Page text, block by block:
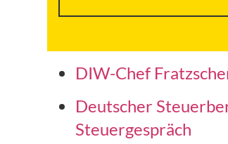
DIW-Chef
Deutscher
Steuergespräch